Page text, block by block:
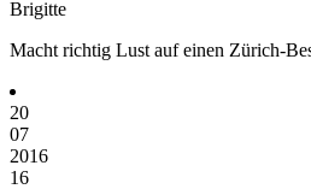
Brigitte
Macht richtig Lust auf einen Zürich-
20
07
2016
16